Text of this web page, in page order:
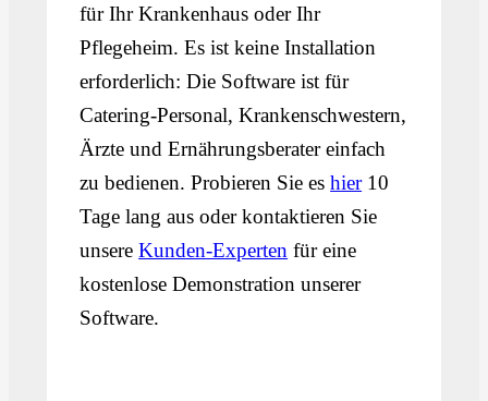
für Ihr Krankenhaus oder Ihr
Pflegeheim. Es ist keine Installation
erforderlich: Die Software ist für
Catering-Personal, Krankenschwestern,
Ärzte und Ernährungsberater einfach
zu bedienen. Probieren Sie eshier10
Tage lang aus oder kontaktieren Sie
unsereKunden-Experten für eine
kostenlose Demonstration unserer
Software.